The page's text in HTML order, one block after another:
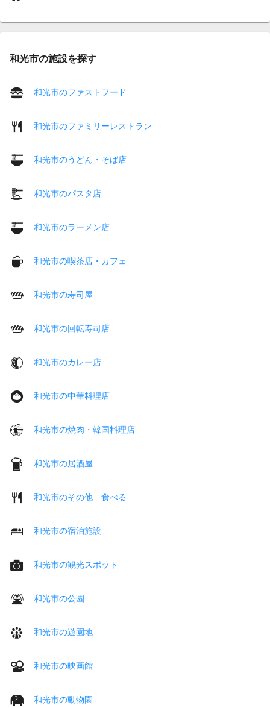
和光市の施設を探す
和光市のファストフード
和光市のファミリーレストラン
和光市のうどん・そば店
和光市のパスタ店
和光市のラーメン店
和光市の喫茶店・カフェ
和光市の寿司屋
和光市の回転寿司店
和光市のカレー店
和光市の中華料理店
和光市の焼肉・韓国料理店
和光市の居酒屋
和光市のその他 食べる
和光市の宿泊施設
和光市の観光スポット
和光市の公園
和光市の遊園地
和光市の映画館
和光市の動物園